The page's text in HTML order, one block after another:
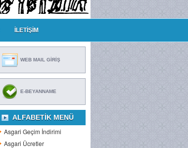
İLETİŞİM
WEB MAIL GİRİŞ
E-BEYANNAME
ALFABETIK MENÜ
Asgari Geçim İndirimi
Asgari Ücretler